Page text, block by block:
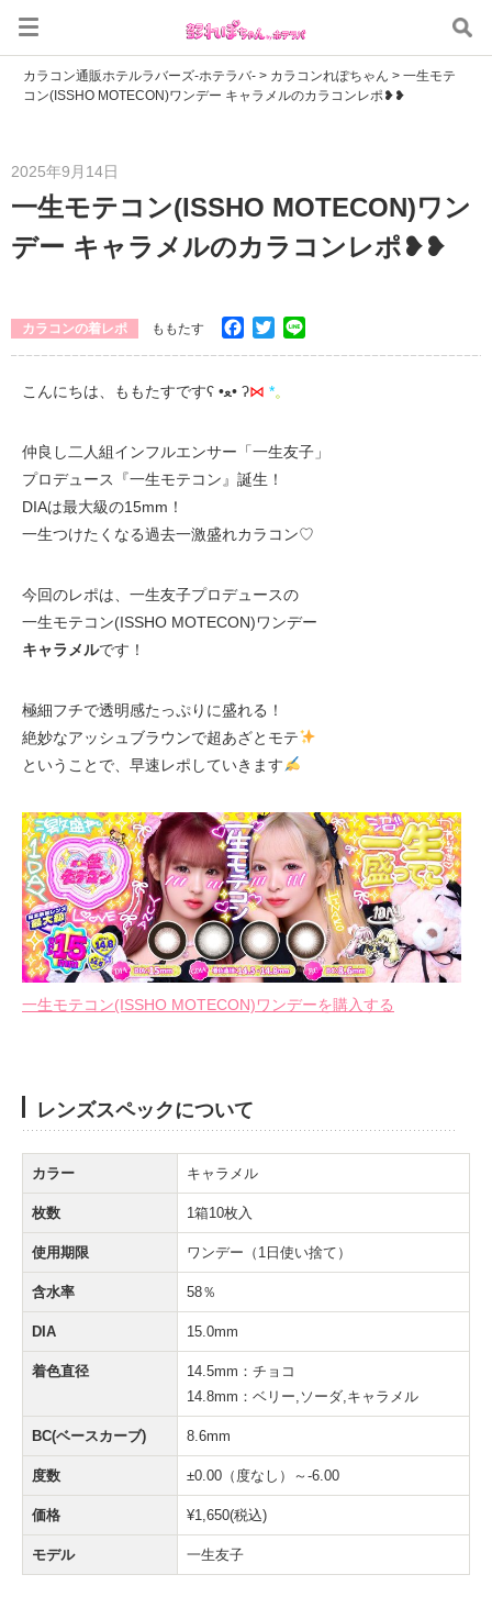
カラコン通販ホテルラバーズ-ホテラバ- > カラコンれぽちゃん >一生モテ
コン(ISSHO MOTECON)ワンデー キャラメルのカラコンレポ❥❥
2025年9月14日
一生モテコン(ISSHO MOTECON)ワン
デー キャラメルのカラコンレポ❥❥
カラコンの着レポ ももたす Facebook
Twitter
こんにちは、ももたすですʕ •ﻌ• ʔ⋈ *。
仲良し二人組インフルエンサー「一生友子」
プロデュース『一生モテコン』誕生！
DIAは最大級の15mm！
一生つけたくなる過去一激盛れカラコン♡
今回のレポは、一生友子プロデュースの
一生モテコン(ISSHO MOTECON)ワンデー
キャラメルです！
極細フチで透明感たっぷりに盛れる！
絶妙なアッシュブラウンで超あざとモテ
ということで、早速レポしていきます
一生モテコン(ISSHO MOTECON)ワンデーを購入する
レンズスペックについて
カラー キャラメル
枚数 1箱10枚入
使用期限 ワンデー（1日使い捨て）
含水率 58％
DIA 15.0mm
着色直径
14.5mm：チョコ
14.8mm：ベリー,ソーダ,キャラメル
BC(ベースカーブ) 8.6mm
度数 ±0.00（度なし）～-6.00
価格 ¥1,650(税込)
モデル 一生友子